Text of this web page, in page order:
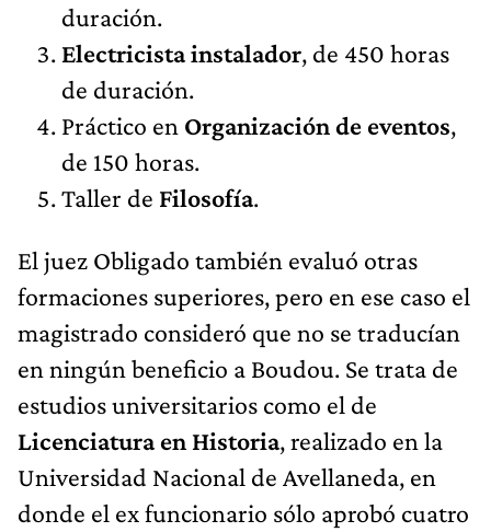
duración.
Electricista instalador, de 450 horas
de duración.
Práctico en Organización de eventos,
de 150 horas.
Taller de Filosofía.
El juez Obligado también evaluó otras
formaciones superiores, pero en ese caso el
magistrado consideró que no se traducían
en ningún beneficio a Boudou. Se trata de
estudios universitarios como el de
Licenciatura en Historia, realizado en la
Universidad Nacional de Avellaneda, en
donde el ex funcionario sólo aprobó cuatro